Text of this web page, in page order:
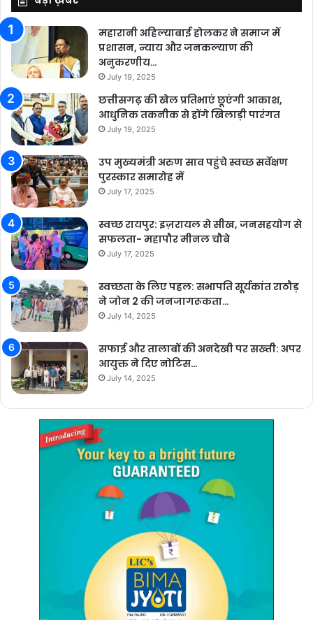
महारानी अहिल्याबाई होलकर ने समाज में
प्रशासन, न्याय और जनकल्याण की
अनुकरणीय…
July 19, 2025
छत्तीसगढ़ की खेल प्रतिभाएं छूएंगी आकाश,
आधुनिक तकनीक से होंगे खिलाड़ी पारंगत
July 19, 2025
उप मुख्यमंत्री अरुण साव पहुंचे स्वच्छ सर्वेक्षण
पुरस्कार समारोह में
July 17, 2025
स्वच्छ रायपुर: इज़रायल से सीख, जनसहयोग से
सफलता- महापौर मीनल चौबे
July 17, 2025
स्वच्छता के लिए पहल: सभापति सूर्यकांत राठौड़
ने जोन 2 की जनजागरूकता…
July 14, 2025
सफाई और तालाबों की अनदेखी पर सख्ती: अपर
आयुक्त ने दिए नोटिस…
July 14, 2025